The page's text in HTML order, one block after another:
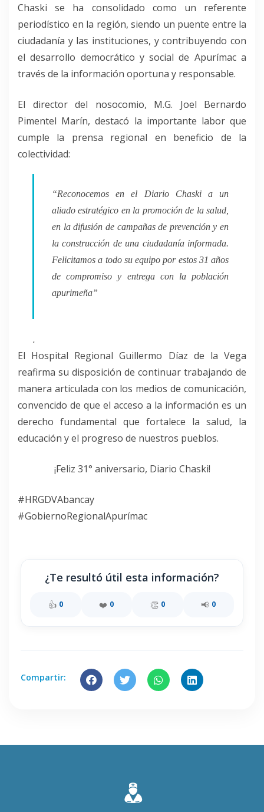
Chaski se ha consolidado como un referente
periodístico en la región, siendo un puente entre la
ciudadanía y las instituciones, y contribuyendo con
el desarrollo democrático y social de Apurímac a
través de la información oportuna y responsable.
El director del nosocomio, M.G. Joel Bernardo
Pimentel Marín, destacó la importante labor que
cumple la prensa regional en beneficio de la
colectividad:
“Reconocemos en el Diario Chaski a un
aliado estratégico en la promoción de la salud,
en la difusión de campañas de prevención y en
la construcción de una ciudadanía informada.
Felicitamos a todo su equipo por estos 31 años
de compromiso y entrega con la población
apurimeña”
.
El Hospital Regional Guillermo Díaz de la Vega
reafirma su disposición de continuar trabajando de
manera articulada con los medios de comunicación,
convencido de que el acceso a la información es un
derecho fundamental que fortalece la salud, la
educación y el progreso de nuestros pueblos.
¡Feliz 31° aniversario, Diario Chaski!
#HRGDVAbancay
#GobiernoRegionalApurímac
¿Te resultó útil esta información?
👍 0 ❤️ 0 👏 0 📢 0
Compartir: